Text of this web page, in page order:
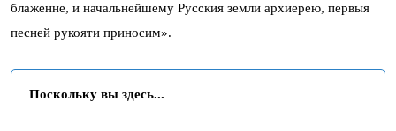
блаженне, и начальнейшему Русския земли архиерею, первыя
песней рукояти приносим».
Поскольку вы здесь...